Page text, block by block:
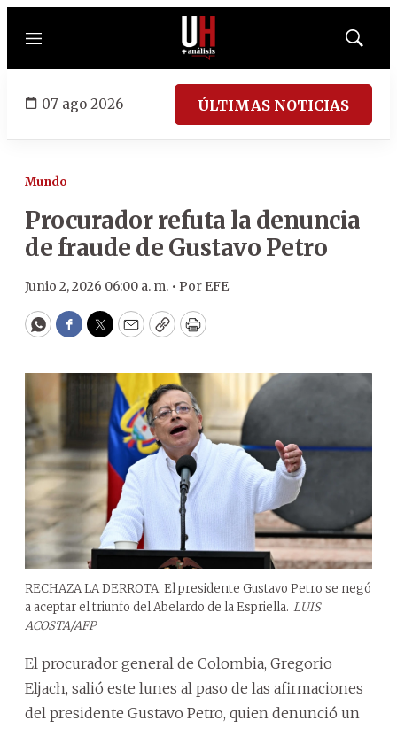
Menú
Mostrar
07 ago 2026 ÚLTIMAS NOTICIAS
Mundo
Procurador refuta la denuncia
de fraude de Gustavo Petro
Junio 2, 2026 06:00 a. m. • Por EFE
WhatsApp
Facebook
Twitter
EmailCopyPrint
RECHAZA LA DERROTA. El presidente Gustavo Petro se negó
a aceptar el triunfo del Abelardo de la Espriella. LUIS
ACOSTA/AFP
El procurador general de Colombia, Gregorio
Eljach, salió este lunes al paso de las afirmaciones
del presidente Gustavo Petro, quien denunció un